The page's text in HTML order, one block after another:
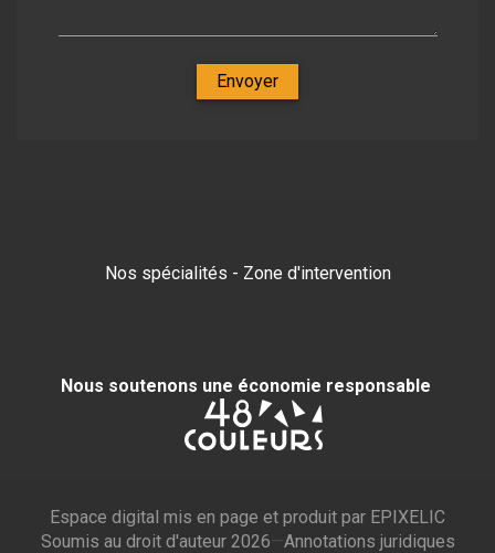
Envoyer
Nos spécialités - Zone d'intervention
Nous soutenons une économie responsable
Espace digital mis en page et produit par EPIXELIC
—
Soumis au droit d'auteur 2026—Annotations juridiques